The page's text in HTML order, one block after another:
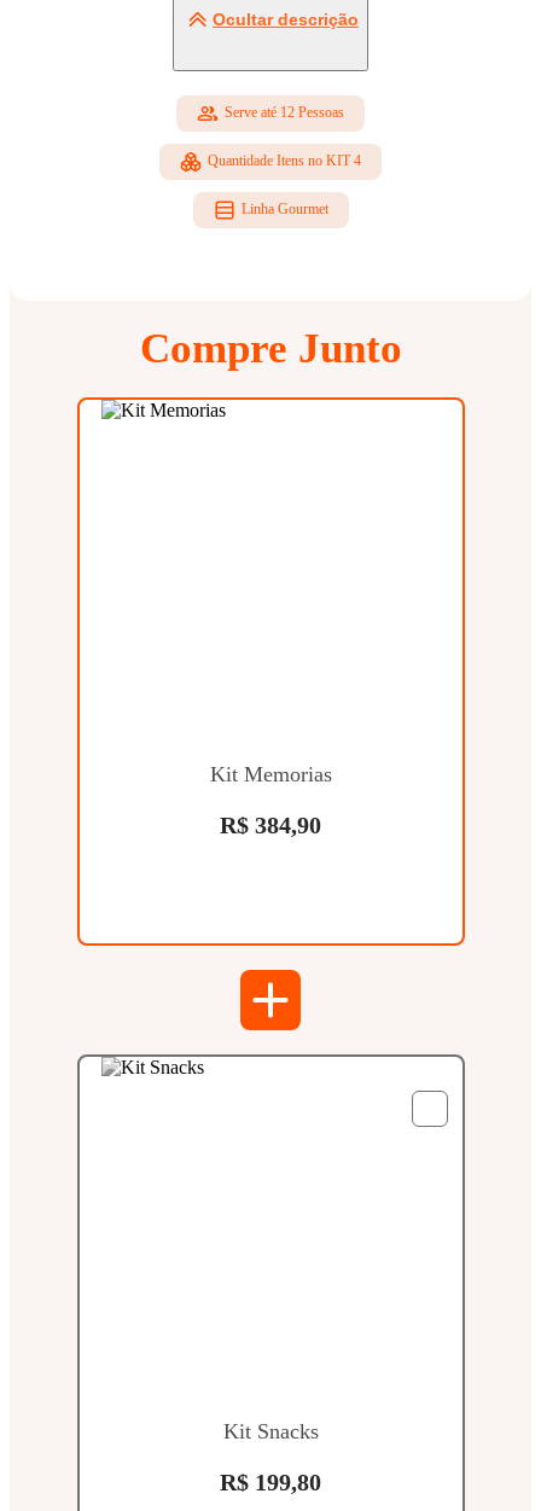
Ocultar descrição
Serve até 12 Pessoas
Quantidade Itens no KIT 4
Linha Gourmet
Compre Junto
Kit Memorias
R$ 384,90
Kit Snacks
R$ 199,80